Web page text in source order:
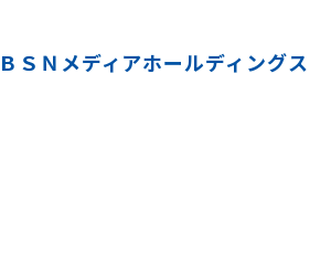
ＳＮメディアホールディングス